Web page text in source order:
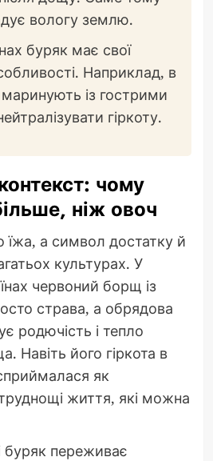
вологу землю.
буряк має свої
Наприклад, в
маринують із гострими
гіркоту.
чому
ніж овоч
їжа, а символ достатку й
культурах. У
червоний борщ із
страва, а обрядова
родючість і тепло
Навіть його гіркота в
як
життя, які можна
буряк переживає